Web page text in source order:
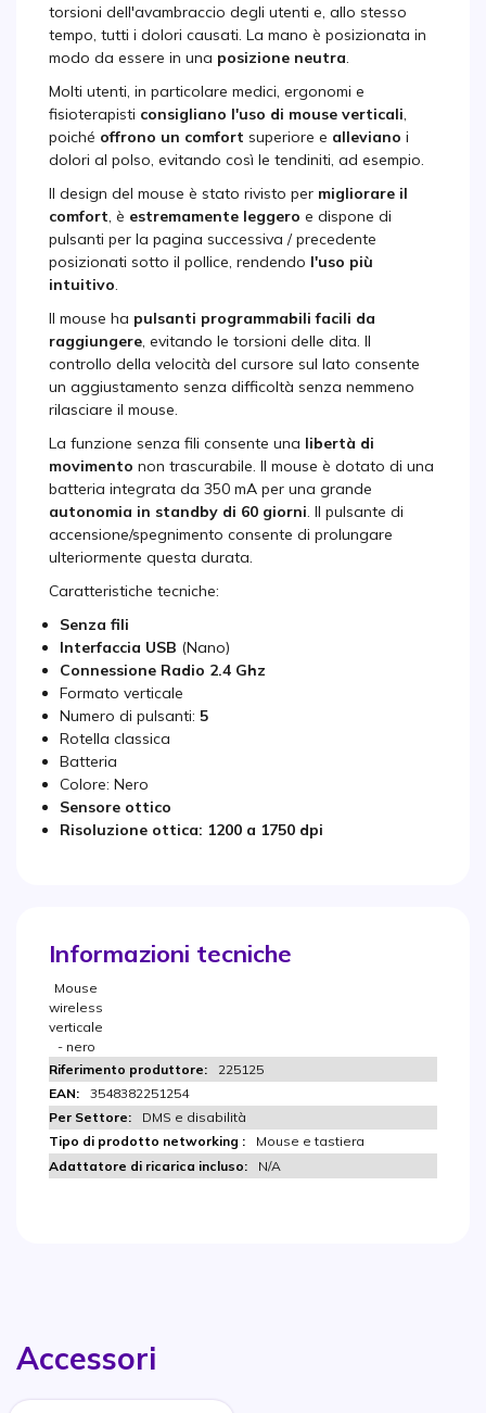
torsioni dell'avambraccio degli utenti e, allo stesso
tempo, tutti i dolori causati. La mano è posizionata in
modo da essere in una posizione neutra.
Molti utenti, in particolare medici, ergonomi e
fisioterapisti consigliano l'uso di mouse verticali,
poiché offrono un comfort superiore e alleviano i
dolori al polso, evitando così le tendiniti, ad esempio.
Il design del mouse è stato rivisto per migliorare il
comfort, è estremamente leggero e dispone di
pulsanti per la pagina successiva / precedente
posizionati sotto il pollice, rendendo l'uso più
intuitivo.
Il mouse ha pulsanti programmabili facili da
raggiungere, evitando le torsioni delle dita. Il
controllo della velocità del cursore sul lato consente
un aggiustamento senza difficoltà senza nemmeno
rilasciare il mouse.
La funzione senza fili consente una libertà di
movimento non trascurabile. Il mouse è dotato di una
batteria integrata da 350 mA per una grande
autonomia in standby di 60 giorni. Il pulsante di
accensione/spegnimento consente di prolungare
ulteriormente questa durata.
Caratteristiche tecniche:
Senza fili
Interfaccia USB (Nano)
Connessione Radio 2.4 Ghz
Formato verticale
Numero di pulsanti: 5
Rotella classica
Batteria
Colore: Nero
Sensore ottico
Risoluzione ottica: 1200 a 1750 dpi
Informazioni tecniche
Mouse
wireless
verticale
- nero
225125
3548382251254
DMS e disabilità
Mouse e tastiera
N/A
Accessori